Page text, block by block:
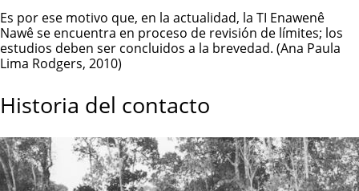
Es por ese motivo que, en la actualidad, la TI Enawenê
Nawê se encuentra en proceso de revisión de límites; los
estudios deben ser concluidos a la brevedad. (Ana Paula
Lima Rodgers, 2010)
Historia del contacto